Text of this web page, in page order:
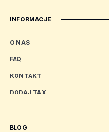
INFORMACJE
O NAS
FAQ
KONTAKT
DODAJ TAXI
BLOG